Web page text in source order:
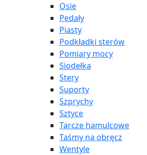
Osie
Pedały
Piasty
Podkładki sterów
Pomiary mocy
Siodełka
Stery
Suporty
Szprychy
Sztyce
Tarcze hamulcowe
Taśmy na obręcz
Wentyle